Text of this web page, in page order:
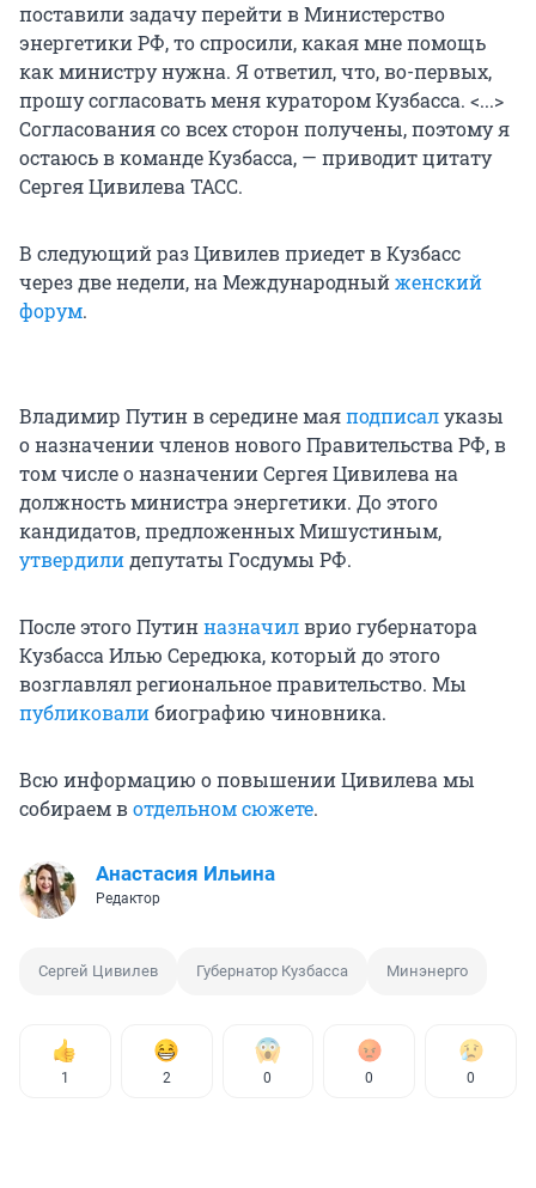
поставили задачу перейти в Министерство
энергетики РФ, то спросили, какая мне помощь
как министру нужна. Я ответил, что, во-первых,
прошу согласовать меня куратором Кузбасса. <...>
Согласования со всех сторон получены, поэтому я
остаюсь в команде Кузбасса, — приводит цитату
Сергея Цивилева ТАСС.
В следующий раз Цивилев приедет в Кузбасс
через две недели, на Международныйженский
форум.
Владимир Путин в середине маяподписалуказы
о назначении членов нового Правительства РФ, в
том числе о назначении Сергея Цивилева на
должность министра энергетики. До этого
кандидатов, предложенных Мишустиным,
утвердилидепутаты Госдумы РФ.
После этого Путинназначилврио губернатора
Кузбасса Илью Середюка, который до этого
возглавлял региональное правительство. Мы
публиковалибиографию чиновника.
Всю информацию о повышении Цивилева мы
собираем вотдельном сюжете.
Анастасия Ильина
Редактор
Сергей Цивилев Губернатор Кузбасса Минэнерго
1 2 0 0 0